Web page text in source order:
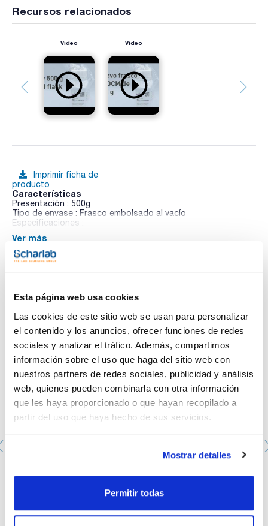
Esta página web usa cookies
Las cookies de este sitio web se usan para personalizar
el contenido y los anuncios, ofrecer funciones de redes
sociales y analizar el tráfico. Además, compartimos
información sobre el uso que haga del sitio web con
nuestros partners de redes sociales, publicidad y análisis
web, quienes pueden combinarla con otra información
que les haya proporcionado o que hayan recopilado a
partir del uso que haya hecho de sus servicios.
Mostrar detalles
Permitir todas
Recursos relacionados
Vídeo Vídeo
Imprimir ficha de
producto
Características
Presentación : 500g
Tipo de envase : Frasco embolsado al vacío
Especificaciones :
02-421
Medio de cultivo líquido para la enumeración de esporas de
clostridios fermentadores de lactato en la leche y los
Ver más
Te puede interesar
número de lote y fecha de caducidad. Se entrega con
PIL0030120